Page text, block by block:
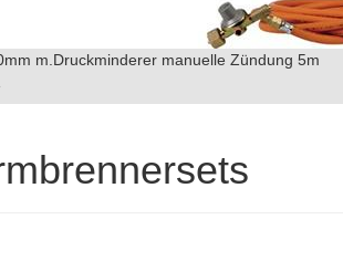
m.Druckminderer manuelle Zündung 5m